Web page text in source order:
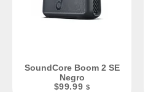
SoundCore Boom 2 SE
Negro
$99.99 $